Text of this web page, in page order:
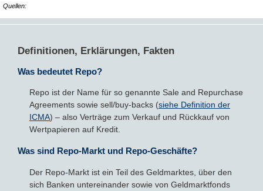
Quellen:
Definitionen, Erklärungen, Fakten
Was bedeutet Repo?
Repo ist der Name für so genannte Sale and Repurchase
Agreements sowie sell/buy-backs (siehe Definition der
ICMA) – also Verträge zum Verkauf und Rückkauf von
Wertpapieren auf Kredit.
Was sind Repo-Markt und Repo-Geschäfte?
Der Repo-Markt ist ein Teil des Geldmarktes, über den
sich Banken untereinander sowie von Geldmarktfonds